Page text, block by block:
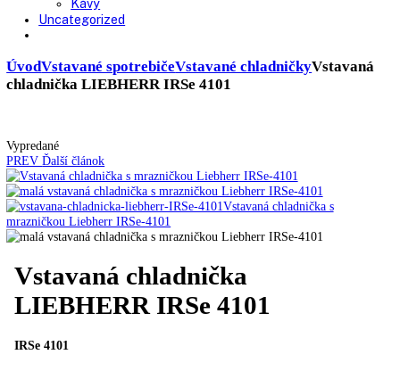
Mrazničky
Truhlicové -45 °C
Ultra nízka teplota -86 °C
Kávy
Uncategorized
ÚvodVstavané spotrebičeVstavané chladničky
PREVĎalší článok